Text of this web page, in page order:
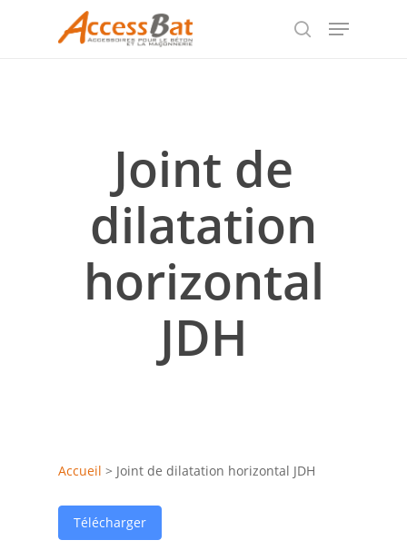
search
Menu
Joint de
dilatation
horizontal
JDH
Accueil > Joint de dilatation horizontal JDH
Télécharger